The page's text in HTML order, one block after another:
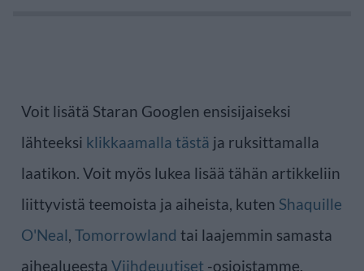
Voit lisätä Staran Googlen ensisijaiseksi
lähteeksi klikkaamalla tästä ja ruksittamalla
laatikon. Voit myös lukea lisää tähän artikkeliin
liittyvistä teemoista ja aiheista, kuten Shaquille
O'Neal, Tomorrowland tai laajemmin samasta
aihealueesta Viihdeuutiset -osioistamme.